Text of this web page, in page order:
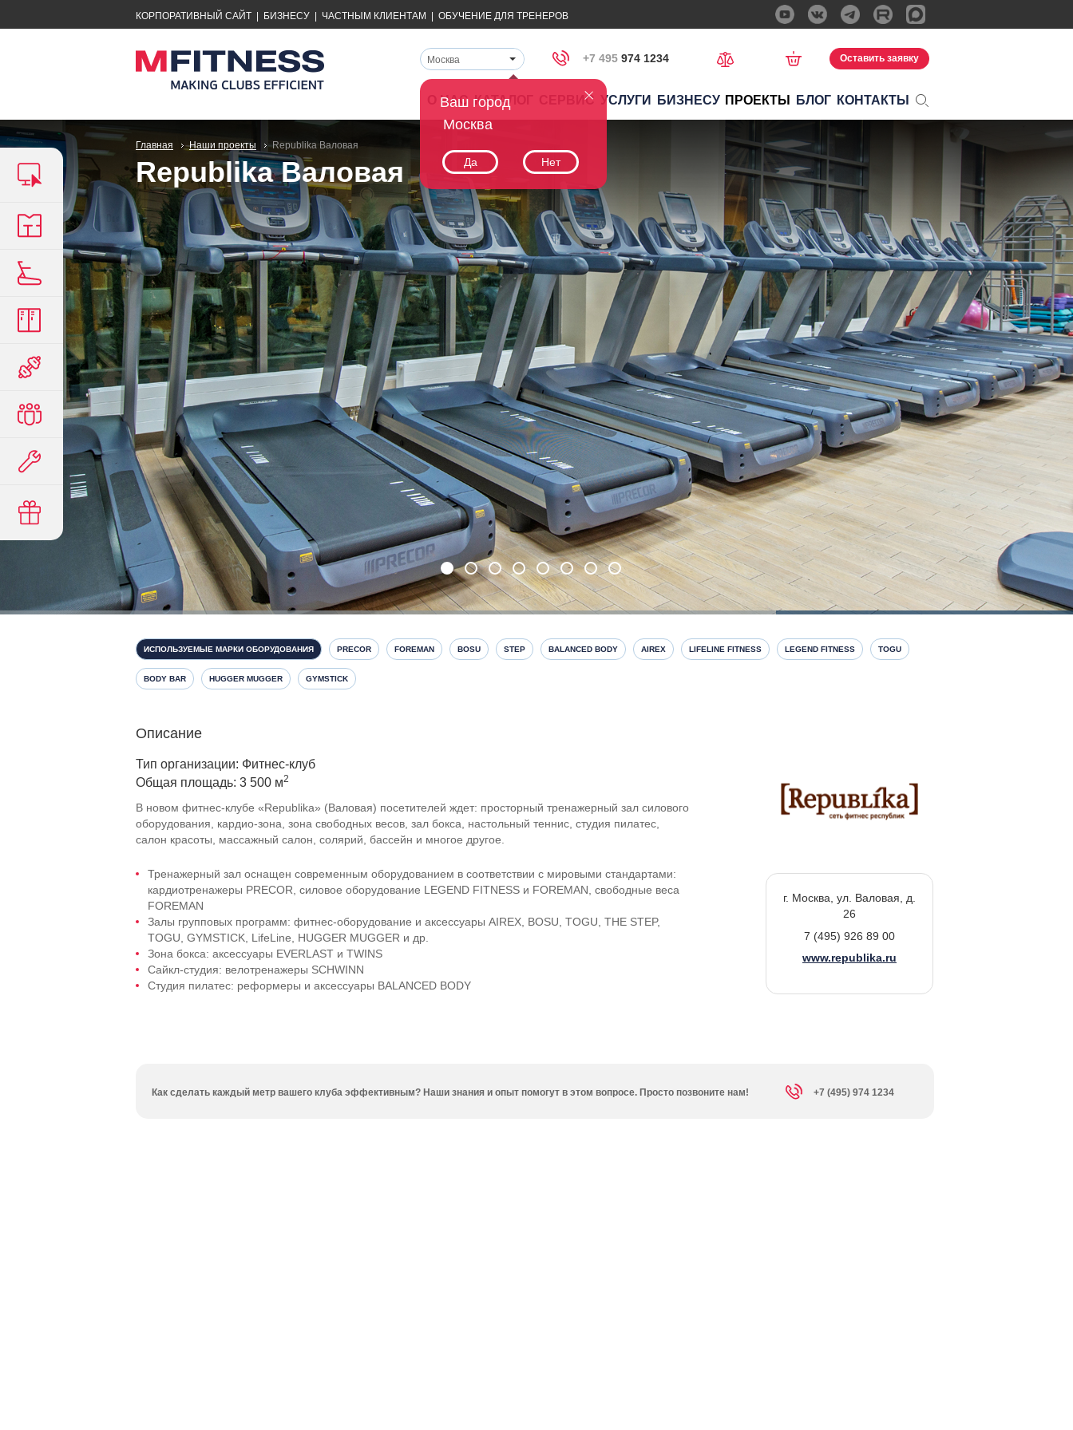
КОРПОРАТИВНЫЙ САЙТ БИЗНЕСУ ЧАСТНЫМ КЛИЕНТАМ ОБУЧЕНИЕ ДЛЯ ТРЕНЕРОВ
Ваш город
Москва
Да Нет
Москва +7 495 974 1234 Оставить заявку
О НАС КАТАЛОГ СЕРВИС УСЛУГИ БИЗНЕСУ ПРОЕКТЫ БЛОГ КОНТАКТЫ
Главная Наши проекты Republika Валовая
Republika Валовая
ИСПОЛЬЗУЕМЫЕ МАРКИ ОБОРУДОВАНИЯ PRECOR FOREMAN BOSU STEP BALANCED BODY AIREX LIFELINE FITNESS LEGEND FITNESS TOGU
BODY BAR HUGGER MUGGER GYMSTICK
Описание
Тип организации: Фитнес-клуб
Общая площадь: 3 500 м2
В новом фитнес-клубе «Republika» (Валовая) посетителей ждет: просторный тренажерный зал силового
оборудования, кардио-зона , зона свободных весов, зал бокса, настольный теннис, студия пилатес,
салон красоты, массажный салон, солярий, бассейн и многое другое.
Тренажерный зал оснащен современным оборудованием в соответствии с мировыми стандартами:
кардиотренажеры PRECOR, силовое оборудование LEGEND FITNESS и FOREMAN, свободные веса
FOREMAN
Залы групповых программ: фитнес-оборудование и аксессуары AIREX, BOSU, TOGU, THE STEP,
TOGU, GYMSTICK, LifeLine, HUGGER MUGGER и др.
Зона бокса: аксессуары EVERLAST и TWINS
Сайкл-студия: велотренажеры SCHWINN
Студия пилатес: реформеры и аксессуары BALANCED BODY
г. Москва, ул. Валовая, д.
26
7 (495) 926 89 00
www.republika.ru
Как сделать каждый метр вашего клуба эффективным? Наши знания и опыт помогут в этом вопросе. Просто позвоните нам! +7 (495) 974 1234